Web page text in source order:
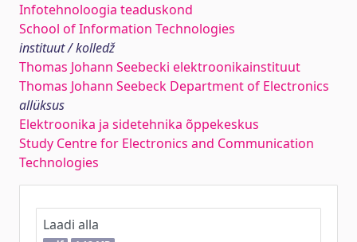
Infotehnoloogia teaduskond
School of Information Technologies
instituut / kolledž
Thomas Johann Seebecki elektroonikainstituut
Thomas Johann Seebeck Department of Electronics
allüksus
Elektroonika ja sidetehnika õppekeskus
Study Centre for Electronics and Communication
Technologies
Laadi alla